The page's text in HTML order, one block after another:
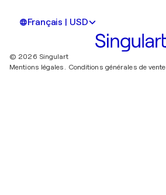
Français | USD
© 2026 Singulart
Mentions légales.
Conditions générales de vente